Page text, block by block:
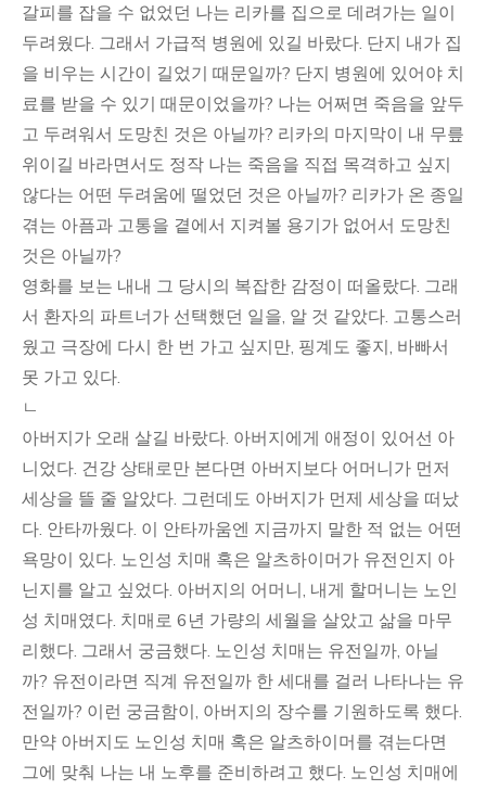
갈피를 잡을 수 없었던 나는 리카를 집으로 데려가는 일이
두려웠다. 그래서 가급적 병원에 있길 바랐다. 단지 내가 집
을 비우는 시간이 길었기 때문일까? 단지 병원에 있어야 치
료를 받을 수 있기 때문이었을까? 나는 어쩌면 죽음을 앞두
고 두려워서 도망친 것은 아닐까? 리카의 마지막이 내 무릎
위이길 바라면서도 정작 나는 죽음을 직접 목격하고 싶지
않다는 어떤 두려움에 떨었던 것은 아닐까? 리카가 온 종일
겪는 아픔과 고통을 곁에서 지켜볼 용기가 없어서 도망친
것은 아닐까?
영화를 보는 내내 그 당시의 복잡한 감정이 떠올랐다. 그래
서 환자의 파트너가 선택했던 일을, 알 것 같았다. 고통스러
웠고 극장에 다시 한 번 가고 싶지만, 핑계도 좋지, 바빠서
못 가고 있다.
ㄴ
아버지가 오래 살길 바랐다. 아버지에게 애정이 있어선 아
니었다. 건강 상태로만 본다면 아버지보다 어머니가 먼저
세상을 뜰 줄 알았다. 그런데도 아버지가 먼제 세상을 떠났
다. 안타까웠다. 이 안타까움엔 지금까지 말한 적 없는 어떤
욕망이 있다. 노인성 치매 혹은 알츠하이머가 유전인지 아
닌지를 알고 싶었다. 아버지의 어머니, 내게 할머니는 노인
성 치매였다. 치매로 6년 가량의 세월을 살았고 삶을 마무
리했다. 그래서 궁금했다. 노인성 치매는 유전일까, 아닐
까? 유전이라면 직계 유전일까 한 세대를 걸러 나타나는 유
전일까? 이런 궁금함이, 아버지의 장수를 기원하도록 했다.
만약 아버지도 노인성 치매 혹은 알츠하이머를 겪는다면
그에 맞춰 나는 내 노후를 준비하려고 했다. 노인성 치매에